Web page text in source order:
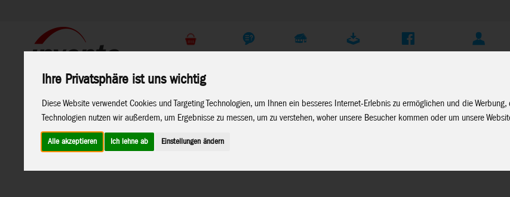
Ihre Privatsphäre ist uns wichtig
Diese Website verwendet Cookies und Targeting Technologien, um Ihnen ein besseres Internet-Erlebnis zu ermöglichen und die
Technologien nutzen wir außerdem, um Ergebnisse zu messen, um zu verstehen, woher unsere Besucher kommen oder um unsere
Alle akzeptieren Ich lehne ab Einstellungen ändern
Marken